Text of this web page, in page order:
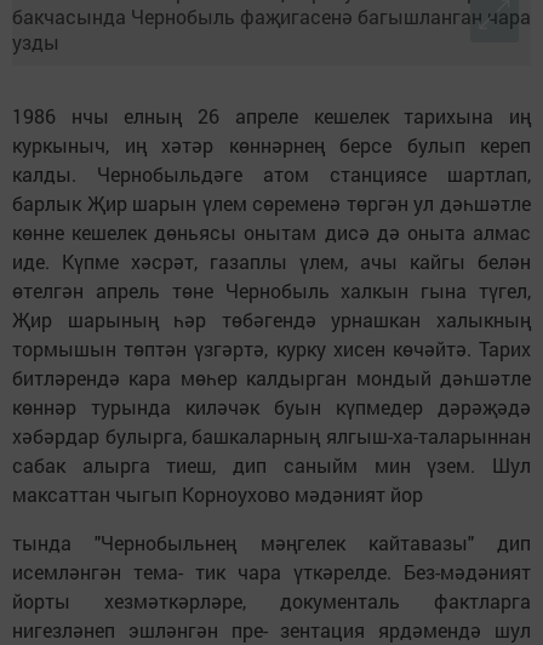
1986 нчы елның 26 апреле кешелек тарихына иң
куркыныч, иң хәтәр көннәрнең берсе булып кереп
калды. Чернобыльдәге атом станциясе шартлап,
барлык Җир шарын үлем сөременә төргән ул дәһшәтле
көнне кешелек дөньясы онытам дисә дә оныта алмас
иде. Күпме хәсрәт, газаплы үлем, ачы кайгы белән
өтелгән апрель төне Чернобыль халкын гына түгел,
Җир шарының һәр төбәгендә урнашкан халыкның
тормышын төптән үзгәртә, курку хисен көчәйтә. Тарих
битләрендә кара мөһер калдырган мондый дәһшәтле
көннәр турында киләчәк буын күпмедер дәрәҗәдә
хәбәрдар булырга, башкаларның ялгыш-ха-таларыннан
сабак алырга тиеш, дип саныйм мин үзем. Шул
максаттан чыгып Корноухово мәдәният йор
тында "Чернобыльнең мәңгелек кайтавазы" дип
исемләнгән тема- тик чара үткәрелде. Без-мәдәният
йорты хезмәткәрләре, документаль фактларга
нигезләнеп эшләнгән пре- зентация ярдәмендә шул